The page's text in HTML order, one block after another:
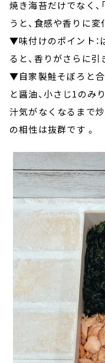
焼き海苔だけでなく、
うと、食感や香りに変
▼味付けのポイント：
ると、香りがさらに引
▼自家製鮭そぼろと合
と醤油、小さじ1のみ
汁気がなくなるまで
の相性は抜群です 。